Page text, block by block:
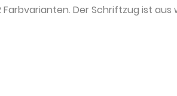
2 Farbvarianten. Der Schriftzug ist